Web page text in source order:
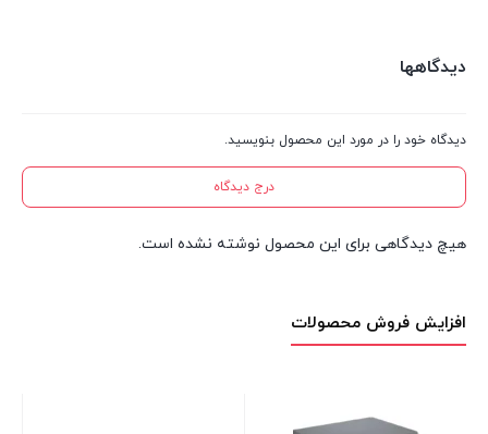
دیدگاهها
دیدگاه خود را در مورد این محصول بنویسید.
درج دیدگاه
هیچ دیدگاهی برای این محصول نوشته نشده است.
افزایش فروش محصولات